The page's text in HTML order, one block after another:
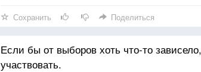
Сохранить Поделиться
Если бы от выборов хоть что-то
участвовать.